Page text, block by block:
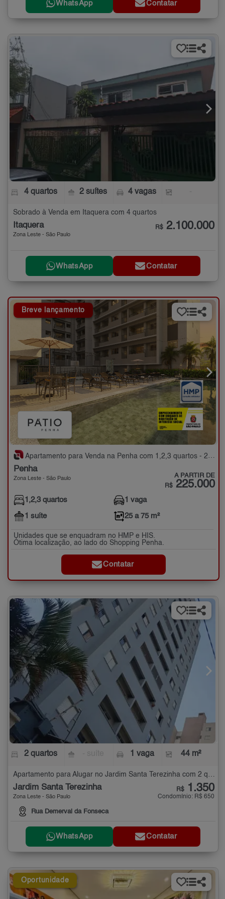
WhatsApp Contatar
4 quartos 2 suítes 4 vagas
Sobrado à Venda em Itaquera com 4 quartos
Itaquera
Zona Leste - São Paulo
R$ 2.100.000
WhatsApp Contatar
Breve lançamento
Apartamento para Venda na Penha com 1,2,3 quartos - 25 a 75 m²
Penha
Zona Leste - São Paulo A PARTIR DE
R$ 225.000
1,2,3 quartos
1 suíte
1 vaga
25 a 75 m²
Unidades que se enquadram no HMP e HIS.
Ótima localização, ao lado do Shopping Penha.
Contatar
2 quartos 1 vaga 44 m²
Jardim Santa Terezinha
Zona Leste - São Paulo
Rua Demerval da Fonseca
R$ 1.350
Condomínio: R$ 650
WhatsApp Contatar
Oportunidade